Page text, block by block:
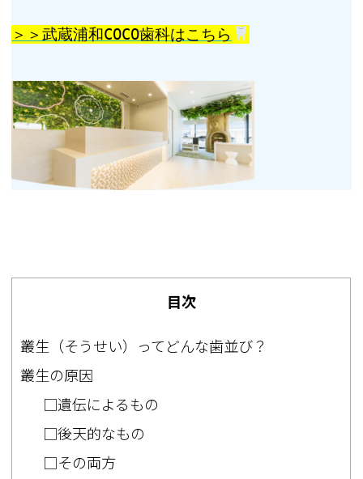
＞＞武蔵浦和COCO歯科はこちら
目次
叢生（そうせい）ってどんな歯並び？
叢生の原因
□遺伝によるもの
□後天的なもの
□その両方